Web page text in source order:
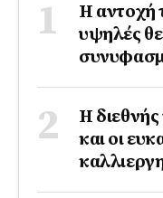
Η αντοχή
υψηλές
Η
και οι